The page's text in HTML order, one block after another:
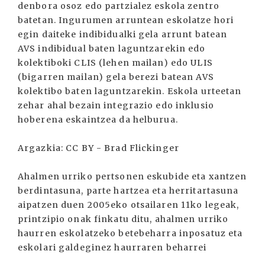
denbora osoz edo partzialez eskola zentro
batetan. Ingurumen arruntean eskolatze hori
egin daiteke indibidualki gela arrunt batean
AVS indibidual baten laguntzarekin edo
kolektiboki CLIS (lehen mailan) edo ULIS
(bigarren mailan) gela berezi batean AVS
kolektibo baten laguntzarekin. Eskola urteetan
zehar ahal bezain integrazio edo inklusio
hoberena eskaintzea da helburua.
Argazkia: CC BY - Brad Flickinger
Ahalmen urriko pertsonen eskubide eta xantzen
berdintasuna, parte hartzea eta herritartasuna
aipatzen duen 2005eko otsailaren 11ko legeak,
printzipio onak finkatu ditu, ahalmen urriko
haurren eskolatzeko betebeharra inposatuz eta
eskolari galdeginez haurraren beharrei